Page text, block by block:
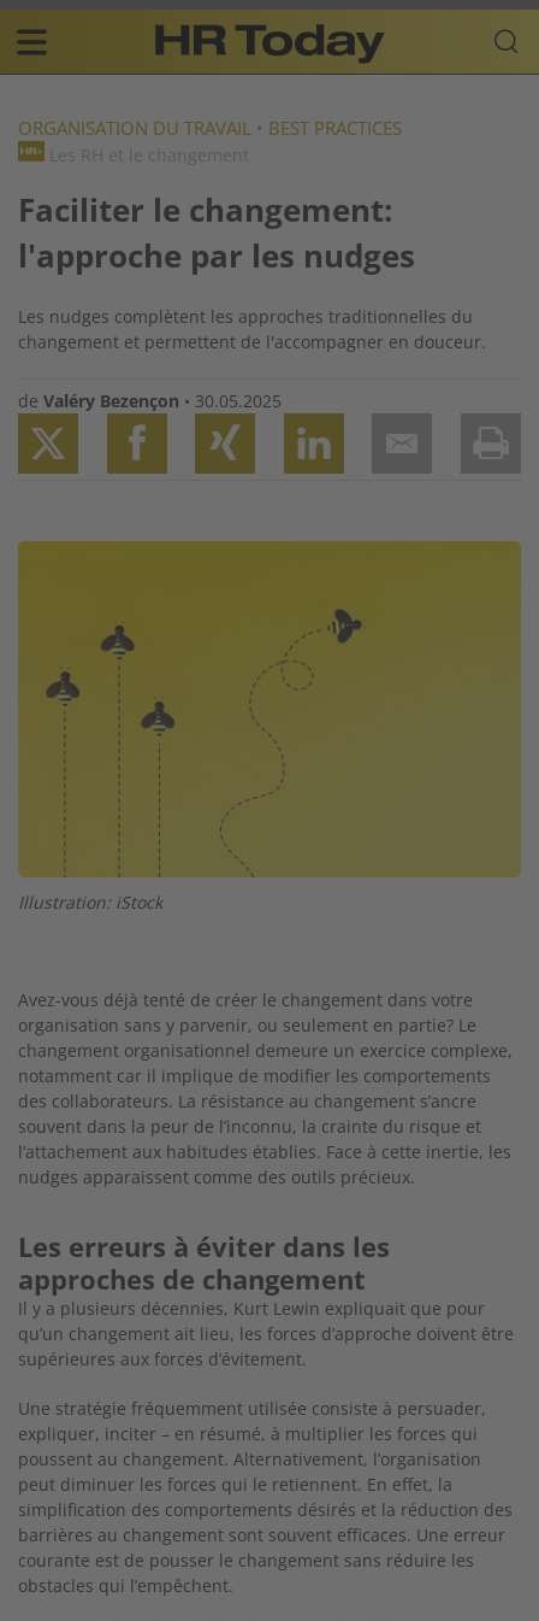
Skip
content
Plattform
für
Resources
navigation
FR
ORGANISATION DU TRAVAIL • BEST PRACTICES
Les RH et le changement
Faciliter le changement:
l'approche par les nudges
Les nudges complètent les approches traditionnelles du
changement et permettent de l'accompagner en douceur.
de Valéry Bezençon • 30.05.2025
Illustration: iStock
Avez-vous déjà tenté de créer le changement dans votre
organisation sans y parvenir, ou seulement en partie? Le
changement organisationnel demeure un exercice complexe,
notamment car il implique de modifier les comportements
des collaborateurs. La résistance au changement s’ancre
souvent dans la peur de l’inconnu, la crainte du risque et
l’attachement aux habitudes établies. Face à cette inertie, les
nudges apparaissent comme des outils précieux.
Les erreurs à éviter dans les
approches de changement
Il y a plusieurs décennies, Kurt Lewin expliquait que pour
qu’un changement ait lieu, les forces d’approche doivent être
supérieures aux forces d’évitement.
Une stratégie fréquemment utilisée consiste à persuader,
expliquer, inciter – en résumé, à multiplier les forces qui
poussent au changement. Alternativement, l’organisation
peut diminuer les forces qui le retiennent. En effet, la
simplification des comportements désirés et la réduction des
barrières au changement sont souvent efficaces. Une erreur
courante est de pousser le changement sans réduire les
obstacles qui l’empêchent.